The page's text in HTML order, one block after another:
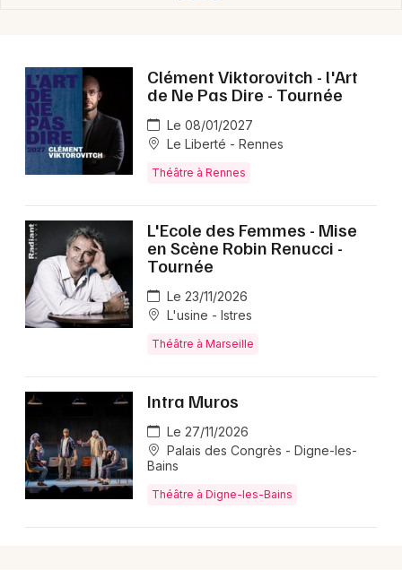
Clément Viktorovitch - l'Art
de Ne Pas Dire - Tournée
Le 08/01/2027
Le Liberté - Rennes
Théâtre à Rennes
L'Ecole des Femmes - Mise
en Scène Robin Renucci -
Tournée
Le 23/11/2026
L'usine - Istres
Théâtre à Marseille
Intra Muros
Le 27/11/2026
Palais des Congrès - Digne-les-
Bains
Théâtre à Digne-les-Bains